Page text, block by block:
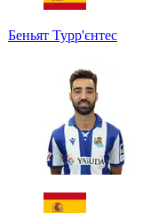
Беньят Турр'єнтес